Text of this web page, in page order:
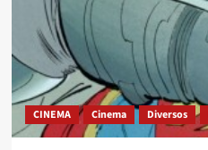
CINEMA Cinema Diversos